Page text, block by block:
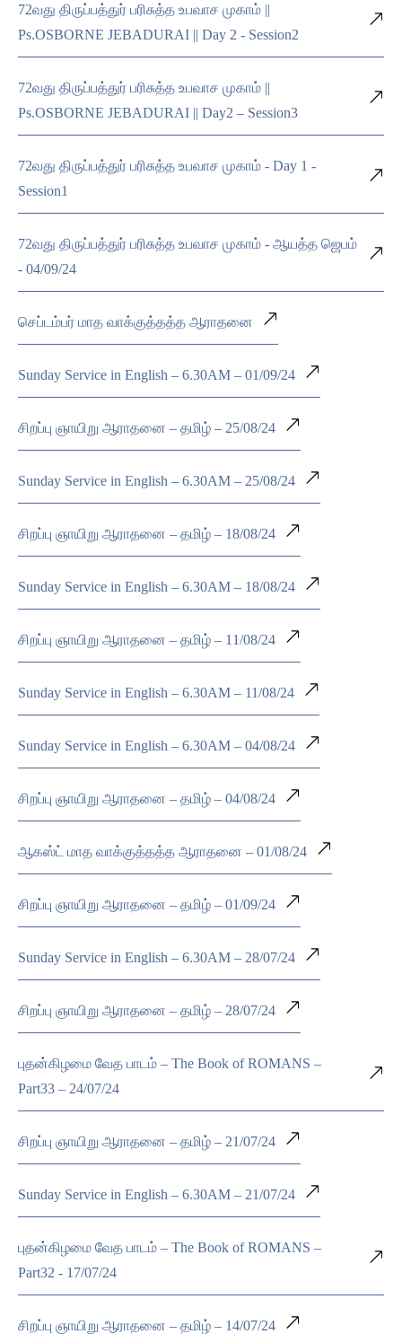
72வது திருப்பத்துர் பரிசுத்த உபவாச முகாம் ||
Ps.OSBORNE JEBADURAI || Day 2 - Session2
72வது திருப்பத்துர் பரிசுத்த உபவாச முகாம் ||
Ps.OSBORNE JEBADURAI || Day2 – Session3
72வது திருப்பத்துர் பரிசுத்த உபவாச முகாம் - Day 1 -
Session1
72வது திருப்பத்துர் பரிசுத்த உபவாச முகாம் - ஆயத்த ஜெபம்
- 04/09/24
செப்டம்பர் மாத வாக்குத்தத்த ஆராதனை
Sunday Service in English – 6.30AM – 01/09/24
சிறப்பு ஞாயிறு ஆராதனை – தமிழ் – 25/08/24
Sunday Service in English – 6.30AM – 25/08/24
சிறப்பு ஞாயிறு ஆராதனை – தமிழ் – 18/08/24
Sunday Service in English – 6.30AM – 18/08/24
சிறப்பு ஞாயிறு ஆராதனை – தமிழ் – 11/08/24
Sunday Service in English – 6.30AM – 11/08/24
Sunday Service in English – 6.30AM – 04/08/24
சிறப்பு ஞாயிறு ஆராதனை – தமிழ் – 04/08/24
ஆகஸ்ட் மாத வாக்குத்தத்த ஆராதனை – 01/08/24
சிறப்பு ஞாயிறு ஆராதனை – தமிழ் – 01/09/24
Sunday Service in English – 6.30AM – 28/07/24
சிறப்பு ஞாயிறு ஆராதனை – தமிழ் – 28/07/24
புதன்கிழமை வேத பாடம் – The Book of ROMANS –
Part33 – 24/07/24
சிறப்பு ஞாயிறு ஆராதனை – தமிழ் – 21/07/24
Sunday Service in English – 6.30AM – 21/07/24
புதன்கிழமை வேத பாடம் – The Book of ROMANS –
Part32 - 17/07/24
சிறப்பு ஞாயிறு ஆராதனை – தமிழ் – 14/07/24